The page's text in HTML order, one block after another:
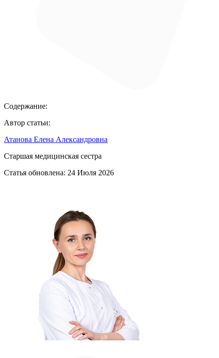
Содержание:
Автор статьи:
Атанова Елена Александровна
Старшая медицинская сестра
Статья обновлена: 24 Июля 2026